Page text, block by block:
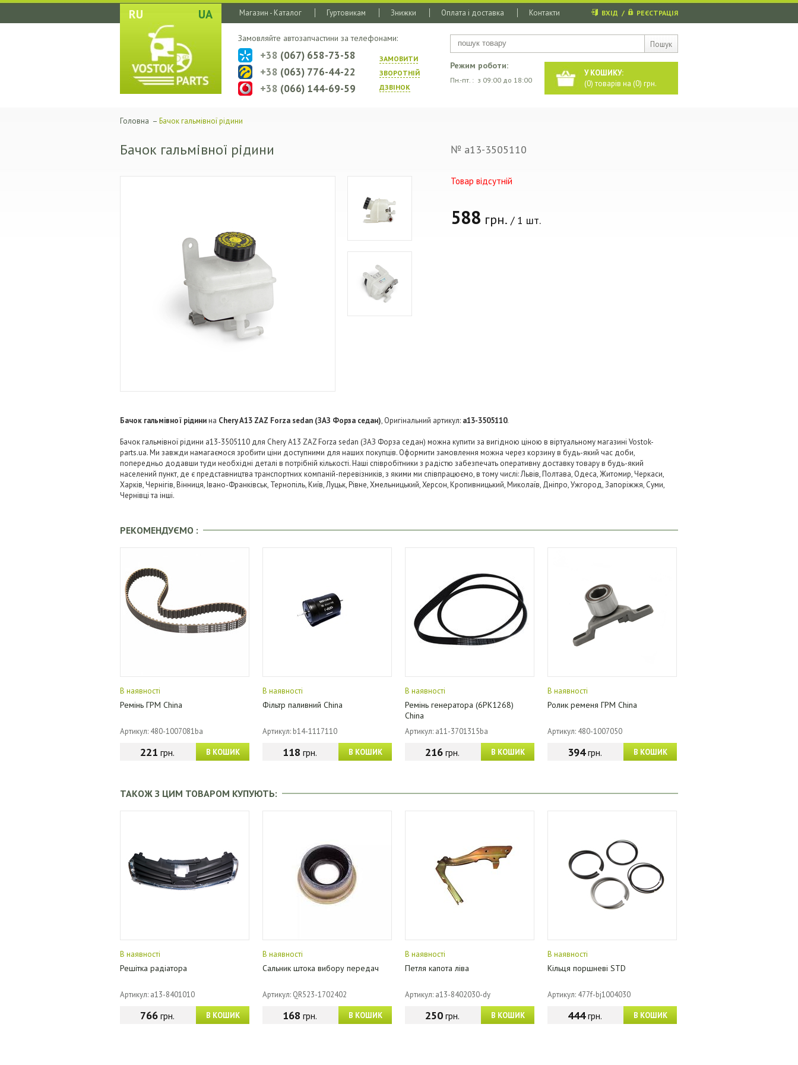
RU UA
Пошук
Магазин - Каталог Гуртовикам Знижки Оплата і доставка Контакти ВХІД / РЕЄСТРАЦІЯ
У КОШИКУ:
(0) товарів на (0) грн.
Режим роботи:
Пн.-пт. : з 09:00 до 18:00
Замовляйте автозапчастини за телефонами:
ЗАМОВИТИ
ЗВОРОТНIЙ
ДЗВIНОК
+38 (067) 658-73-58
+38 (063) 776-44-22
+38 (066) 144-69-59
Головна – Бачок гальмівної рідини
Бачок гальмівної рідини № a13-3505110
Товар відсутній
588 грн. / 1 шт.
Бачок гальмівної рідинина Chery A13 ZAZ Forza sedan (ЗАЗ Форза седан), Оригінальний артикул: a13-3505110.
Бачок гальмівної рідини a13-3505110 для Chery A13 ZAZ Forza sedan (ЗАЗ Форза седан) можна купити за вигідною ціною в віртуальному магазині Vostok-
parts.ua. Ми завжди намагаємося зробити ціни доступними для наших покупців. Оформити замовлення можна через корзину в будь-який час доби,
попередньо додавши туди необхідні деталі в потрібній кількості. Наші співробітники з радістю забезпечать оперативну доставку товару в будь-який
населений пункт, де є представництва транспортних компаній-перевізників, з якими ми співпрацюємо, в тому числі: Львів, Полтава, Одеса, Житомир, Черкаси,
Харків, Чернігів, Вінниця, Івано-Франківськ, Тернопіль, Київ, Луцьк, Рівне, Хмельницький, Херсон, Кропивницький, Миколаїв, Дніпро, Ужгород, Запоріжжя, Суми,
Чернівці та інші.
РЕКОМЕНДУЄМО :
В наявності
Ремінь ГРМ China
Артикул: 480-1007081ba
В КОШИК
221 грн.
В наявності
Фільтр паливний China
Артикул: b14-1117110
В КОШИК
118 грн.
В наявності
Ремінь генератора (6PK1268)
China
Артикул: a11-3701315ba
В КОШИК
216грн.
В наявності
Ролик ременя ГРМ China
Артикул: 480-1007050
В КОШИК
394грн.
ТАКОЖ З ЦИМ ТОВАРОМ КУПУЮТЬ:
В наявності
Решітка радіатора
Артикул: a13-8401010
В КОШИК
766грн.
В наявності
Сальник штока вибору передач
Артикул: QR523-1702402
В КОШИК
168 грн.
В наявності
Петля капота ліва
Артикул: a13-8402030-dy
В КОШИК
250грн.
В наявності
Кільця поршневі STD
Артикул: 477f-bj1004030
В КОШИК
444грн.